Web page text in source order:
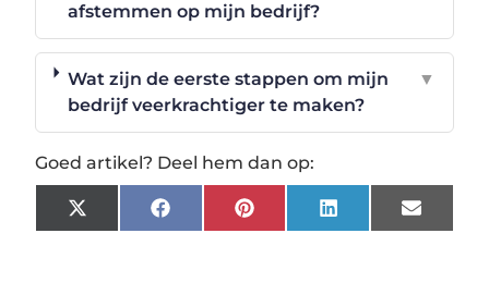
afstemmen op mijn bedrijf?
Wat zijn de eerste stappen om mijn
bedrijf veerkrachtiger te maken?
▼
Goed artikel? Deel hem dan op:
X
(Twitter)
FacebookPinterestLinkedInEmail